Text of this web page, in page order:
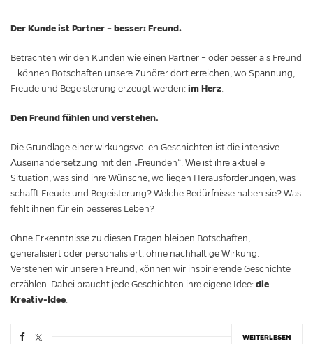
Der Kunde ist Partner – besser: Freund.
Betrachten wir den Kunden wie einen Partner – oder besser als Freund
– können Botschaften unsere Zuhörer dort erreichen, wo Spannung,
Freude und Begeisterung erzeugt werden: im Herz
Den Freund fühlen und verstehen.
Die Grundlage einer wirkungsvollen Geschichten ist die intensive
Auseinandersetzung mit den „Freunden“: Wie ist ihre aktuelle
Situation, was sind ihre Wünsche, wo liegen Herausforderungen, was
schafft Freude und Begeisterung? Welche Bedürfnisse haben sie? Was
fehlt ihnen für ein besseres Leben?
Ohne Erkenntnisse zu diesen Fragen bleiben Botschaften,
generalisiert oder personalisiert, ohne nachhaltige Wirkung.
Verstehen wir unseren Freund, können wir inspirierende Geschichte
erzählen. Dabei braucht jede Geschichten ihre eigene Idee: die
Kreativ-Idee
WEITERLESEN